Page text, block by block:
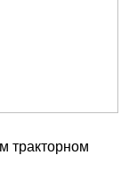
тракторном